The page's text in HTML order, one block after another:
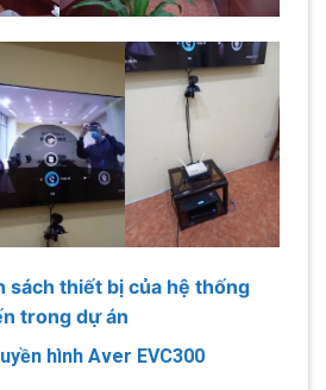
sách thiết bị của hệ thống
trong dự án
hình Aver EVC300